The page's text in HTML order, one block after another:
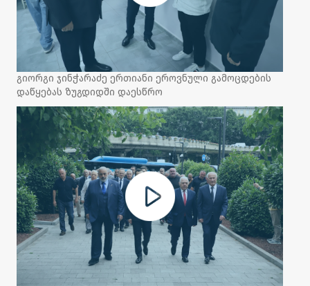
გიორგი ჯინჭარაძე ერთიანი ეროვნული გამოცდების
დაწყებას ზუგდიდში დაესწრო